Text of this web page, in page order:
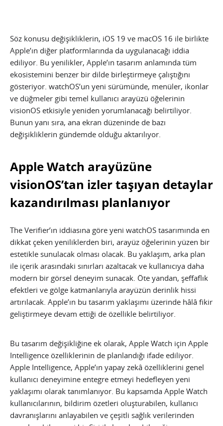
Söz konusu değişikliklerin, iOS 19 ve macOS 16 ile birlikte
Apple’ın diğer platformlarında da uygulanacağı iddia
ediliyor. Bu yenilikler, Apple’ın tasarım anlamında tüm
ekosistemini benzer bir dilde birleştirmeye çalıştığını
gösteriyor. watchOS’un yeni sürümünde, menüler, ikonlar
ve düğmeler gibi temel kullanıcı arayüzü öğelerinin
visionOS etkisiyle yeniden yorumlanacağı belirtiliyor.
Bunun yanı sıra, ana ekran düzeninde de bazı
değişikliklerin gündemde olduğu aktarılıyor.
Apple Watch arayüzüne
visionOS’tan izler taşıyan detaylar
kazandırılması planlanıyor
The Verifier’ın iddiasına göre yeni watchOS tasarımında en
dikkat çeken yeniliklerden biri, arayüz öğelerinin yüzen bir
estetikle sunulacak olması olacak. Bu yaklaşım, arka plan
ile içerik arasındaki sınırları azaltacak ve kullanıcıya daha
modern bir görsel deneyim sunacak. Öte yandan, şeffaflık
efektleri ve gölge katmanlarıyla arayüzün derinlik hissi
artırılacak. Apple’ın bu tasarım yaklaşımı üzerinde hâlâ fikir
geliştirmeye devam ettiği de özellikle belirtiliyor.
Bu tasarım değişikliğine ek olarak, Apple Watch için Apple
Intelligence özelliklerinin de planlandığı ifade ediliyor.
Apple Intelligence, Apple’ın yapay zekâ özelliklerini genel
kullanıcı deneyimine entegre etmeyi hedefleyen yeni
yaklaşımı olarak tanımlanıyor. Bu kapsamda Apple Watch
kullanıcılarının, bildirim özetleri oluşturabilen, kullanıcı
davranışlarını anlayabilen ve çeşitli sağlık verilerinden